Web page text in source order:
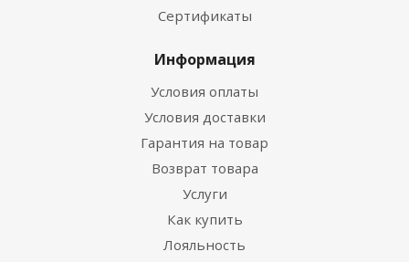
Сертификаты
Информация
Условия оплаты
Условия доставки
Гарантия на товар
Возврат товара
Услуги
Как купить
Лояльность